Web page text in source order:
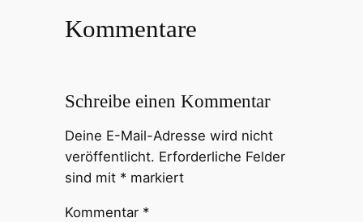
Kommentare
Schreibe einen Kommentar
Deine E-Mail-Adresse wird nicht
veröffentlicht. Erforderliche Felder
sind mit *markiert
Kommentar *